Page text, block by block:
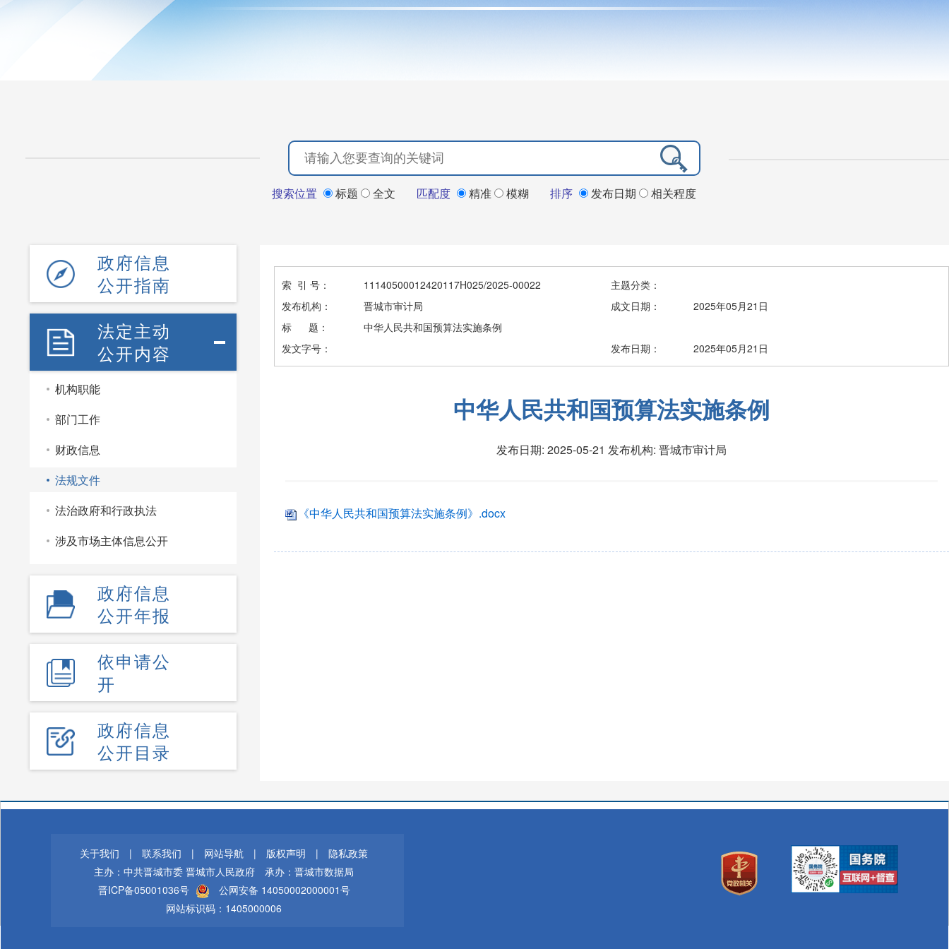
搜索位置 标题 全文 匹配度 精准 模糊 排序 发布日期 相关程度
政府信息
公开指南
法定主动
公开内容
机构职能
部门工作
财政信息
法规文件
法治政府和行政执法
涉及市场主体信息公开
政府信息
公开年报
依申请公
开
政府信息
公开目录
索 引 号： 11140500012420117H025/2025-00022
主题分类：
发布机构：
晋城市审计局 成文日期：
2025年05月21日
标 题：
中华人民共和国预算法实施条例
发文字号：
发布日期： 2025年05月21日
中华人民共和国预算法实施条例
发布日期: 2025-05-21 发布机构: 晋城市审计局
《中华人民共和国预算法实施条例》.docx
关于我们 | 联系我们 | 网站导航 | 版权声明 |
隐私政策
主办：中共晋城市委 晋城市人民政府
承办：晋城市数据局
晋ICP备05001036号
公网安备 14050002000001号
网站标识码：1405000006